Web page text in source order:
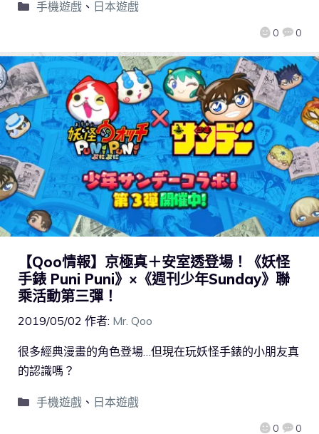
0 0
手機遊戲、 日本遊戲
【Qoo情報】京極真＋安室透登場！《妖怪
手錶 Puni Puni》×《週刊少年Sunday》聯
乘活動第三彈！
2019/05/02 作者: Mr. Qoo
0 0
很多經典漫畫的角色登場…但現在玩妖怪手錶的小朋友真
的認識嗎？
手機遊戲、 日本遊戲